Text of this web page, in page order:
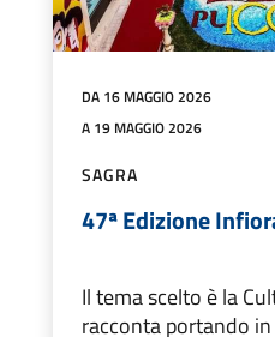
DA 16 MAGGIO 2026
A 19 MAGGIO 2026
SAGRA
47ª Edizione
Il tema scelto è la
racconta portando